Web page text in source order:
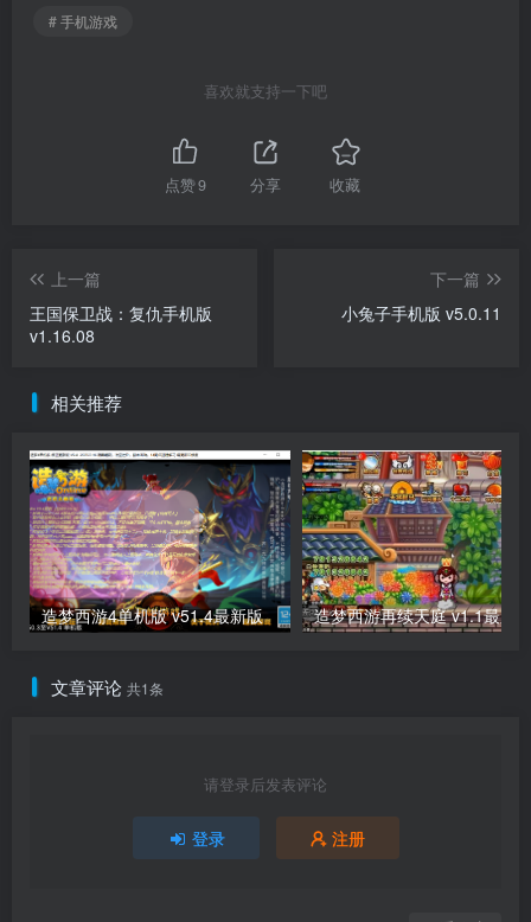
# 手机游戏
喜欢就支持一下吧
点赞9 分享 收藏
上一篇
王国保卫战：复仇手机版
v1.16.08
下一篇
小兔子手机版 v5.0.11
相关推荐
造梦西游4单机版 v51.4最新版 造梦西游再续天庭 v1.1最新
文章评论 共1条
请登录后发表评论
登录 注册